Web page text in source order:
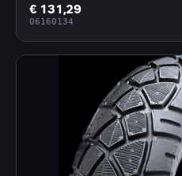
€ 131,29
06160134